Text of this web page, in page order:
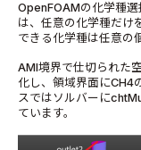
OpenFOAMの化学種
は、任意の化学種だけ
できる化学種は任意の
AMI境界で仕切られた
化し、領域界面にCH4
スではソルバーに
ています。